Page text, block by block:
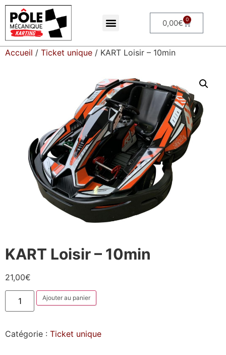
0,00€ 0
Accueil / Ticket unique / KART Loisir – 10min
KART Loisir – 10min
21,00€
Ajouter au panier
Catégorie : Ticket unique